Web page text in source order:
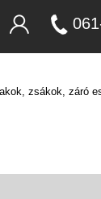
zsákok, záró